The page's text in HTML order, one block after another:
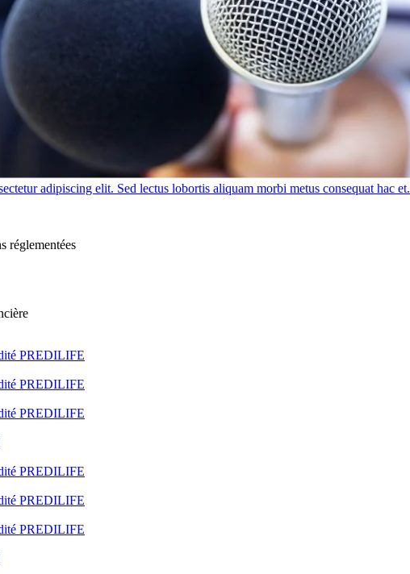
adipiscing elit. Sed lectus lobortis aliquam morbi metus consequat hac et.
réglementées
PREDILIFE
PREDILIFE
PREDILIFE
PREDILIFE
PREDILIFE
PREDILIFE